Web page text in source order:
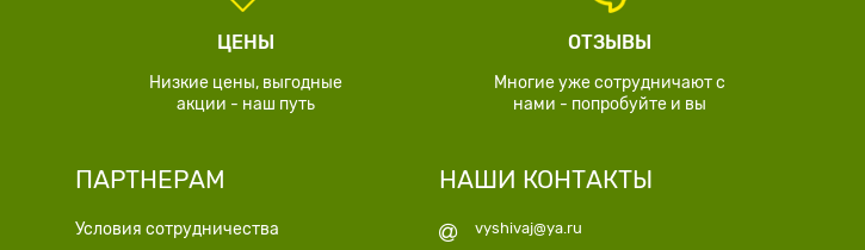
ЦЕНЫ
Низкие цены, выгодные
акции - наш путь
ОТЗЫВЫ
Многие уже сотрудничают с
нами - попробуйте и вы
ПАРТНЕРАМ
Условия сотрудничества
НАШИ КОНТАКТЫ
vyshivaj@ya.ru